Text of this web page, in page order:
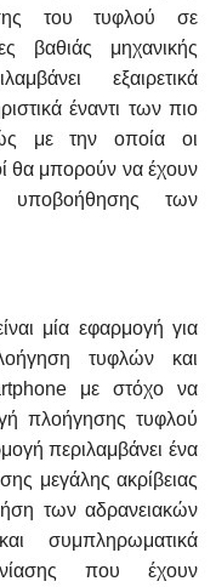
του τυφλού σε
βαθιάς μηχανικής
εξαιρετικά
έναντι των πιο
με την οποία οι
θα μπορούν να έχουν
υποβοήθησης των
μία εφαρμογή για
τυφλών και
με στόχο να
πλοήγησης τυφλού
περιλαμβάνει ένα
μεγάλης ακρίβειας
των αδρανειακών
συμπληρωματικά
που έχουν